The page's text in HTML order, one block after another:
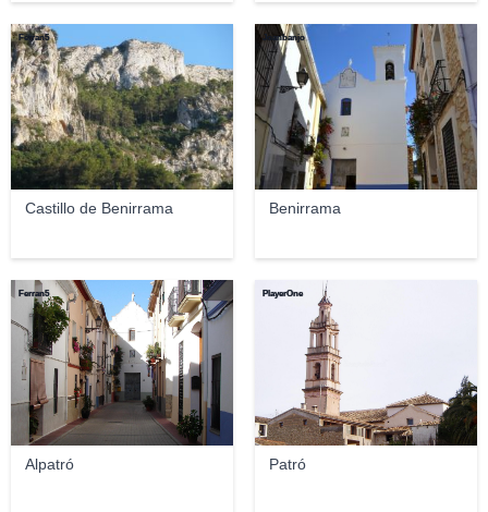
Castillo de Benirrama
Ferran5
Benirrama
Joanbanjo
Alpatró
Ferran5
Patró
PlayerOne